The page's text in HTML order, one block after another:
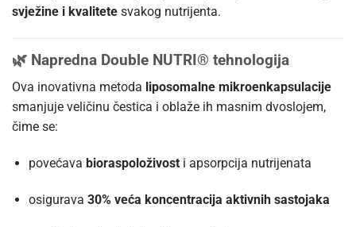
svježine i kvalitete svakog nutrijenta.
🌿 Napredna Double NUTRI® tehnologija
Ova inovativna metoda liposomalne mikroenkapsulacije
smanjuje veličinu čestica i oblaže ih masnim dvoslojem,
čime se:
povećava bioraspoloživosti apsorpcija nutrijenata
osigurava 30% veća koncentracija aktivnih sastojaka